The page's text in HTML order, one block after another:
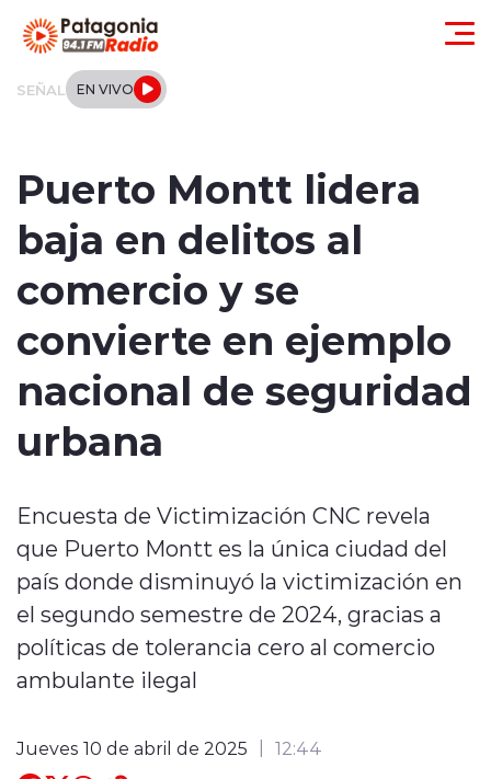
SEÑAL EN VIVO
Local
Tendencias
Internacional
Deportes
Quienes Somos
modo claro
Puerto Montt lidera
baja en delitos al
comercio y se
convierte en ejemplo
nacional de seguridad
urbana
Encuesta de Victimización CNC revela
que Puerto Montt es la única ciudad del
país donde disminuyó la victimización en
el segundo semestre de 2024, gracias a
políticas de tolerancia cero al comercio
ambulante ilegal
Jueves 10 de abril de 2025 12:44